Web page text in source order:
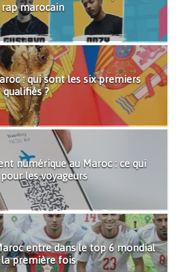
rap marocain
: qui sont les six premiers
qualifiés ?
numérique au Maroc : ce qui
les voyageurs
entre dans le top 6 mondial
première fois